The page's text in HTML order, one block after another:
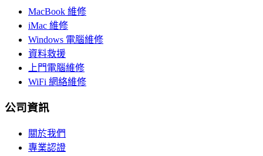
MacBook 維修
iMac 維修
Windows 電腦維修
資料救援
上門電腦維修
WiFi 網絡維修
公司資訊
關於我們
專業認證